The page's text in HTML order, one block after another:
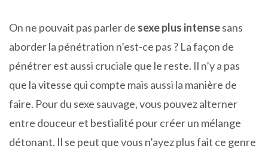
On ne pouvait pas parler de sexe plus intensesans
aborder la pénétration n’est-ce pas ? La façon de
pénétrer est aussi cruciale que le reste. Il n’y a pas
que la vitesse qui compte mais aussi la manière de
faire. Pour du sexe sauvage, vous pouvez alterner
entre douceur et bestialité pour créer un mélange
détonant. Il se peut que vous n’ayez plus fait ce genre